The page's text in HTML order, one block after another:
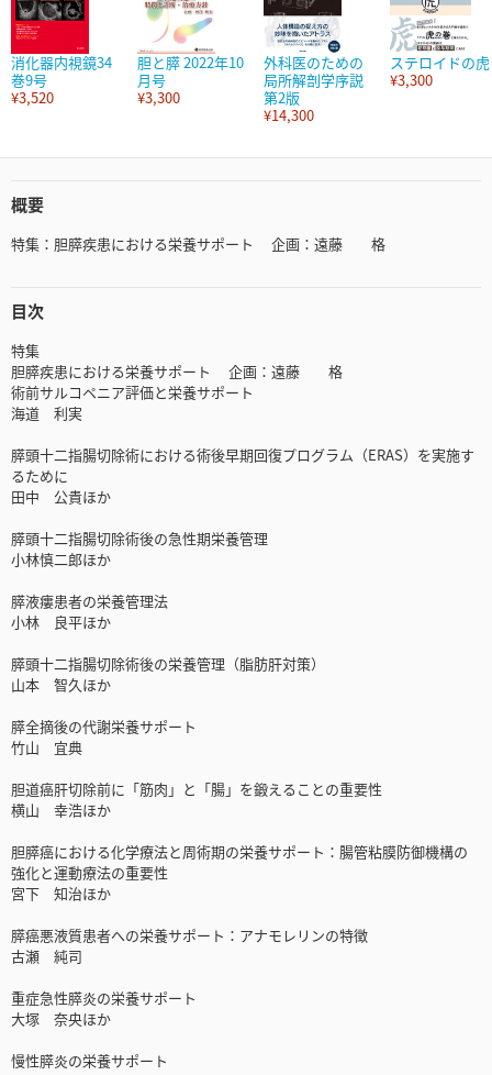
消化器内視鏡34
巻9号
¥3,520
胆と膵 2022年10
月号
¥3,300
外科医のための
局所解剖学序説
第2版
¥14,300
ステロイドの虎
¥3,300
概要
特集：胆膵疾患における栄養サポート 企画：遠藤 格
目次
特集
胆膵疾患における栄養サポート 企画：遠藤 格
術前サルコペニア評価と栄養サポート
海道 利実
膵頭十二指腸切除術における術後早期回復プログラム（ERAS）を実施す
るために
田中 公貴ほか
膵頭十二指腸切除術後の急性期栄養管理
小林慎二郎ほか
膵液瘻患者の栄養管理法
小林 良平ほか
膵頭十二指腸切除術後の栄養管理（脂肪肝対策）
山本 智久ほか
膵全摘後の代謝栄養サポート
竹山 宜典
胆道癌肝切除前に「筋肉」と「腸」を鍛えることの重要性
横山 幸浩ほか
胆膵癌における化学療法と周術期の栄養サポート：腸管粘膜防御機構の
強化と運動療法の重要性
宮下 知治ほか
膵癌悪液質患者への栄養サポート：アナモレリンの特徴
古瀬 純司
重症急性膵炎の栄養サポート
大塚 奈央ほか
慢性膵炎の栄養サポート